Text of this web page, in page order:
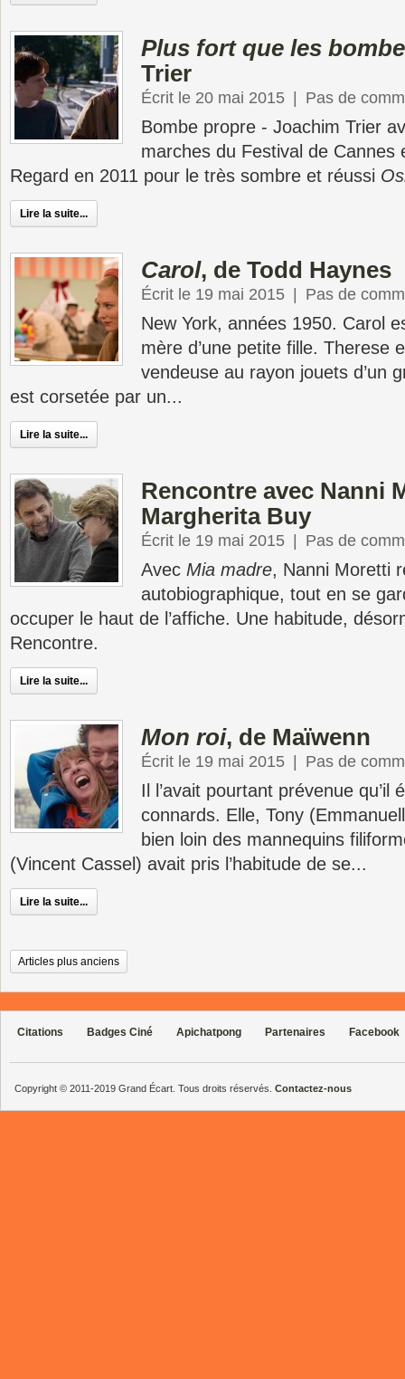
Plus fort que les
Trier
Écrit le 20 mai 2015 Pas de
Bombe propre - Joachim Trier
marches du Festival de Cannes
Regard en 2011 pour le très sombre et réussi
Lire la suite...
Carol, de Todd Haynes
Écrit le 19 mai 2015 Pas de
New York, années 1950. Carol
mère d’une petite fille. Therese
vendeuse au rayon jouets d’un
est corsetée par un...
Lire la suite...
Rencontre avec Nanni
Margherita Buy
Écrit le 19 mai 2015 Pas de
Avec Mia madre, Nanni Moretti
autobiographique, tout en se
occuper le haut de l’affiche. Une habitude,
Rencontre.
Lire la suite...
Mon roi, de Maïwenn
Écrit le 19 mai 2015 Pas de
Il l’avait pourtant prévenue qu’il
connards. Elle, Tony
bien loin des mannequins
(Vincent Cassel) avait pris l’habitude de se...
Lire la suite...
Articles plus anciens
Citations Badges Ciné Apichatpong Partenaires Facebook
Copyright © 2011-2019 Grand Écart. Tous droits réservés. Contactez-nous